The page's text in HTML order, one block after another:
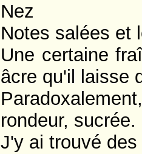
Nez
Notes salées et
Une certaine
âcre qu'il laisse
rondeur, sucrée.
J'y ai trouvé